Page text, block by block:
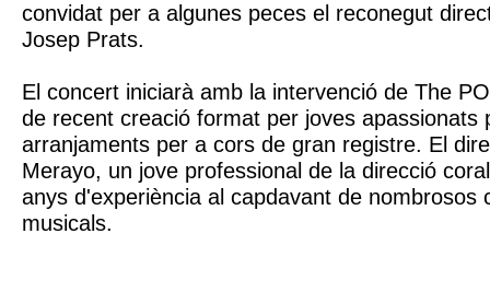
convidat per a algunes peces el reconegut
Josep Prats.
El concert iniciarà amb la intervenció de The
de recent creació format per joves apassionats
arranjaments per a cors de gran registre. El
Merayo, un jove professional de la direcció
anys d'experiència al capdavant de nombrosos
musicals.